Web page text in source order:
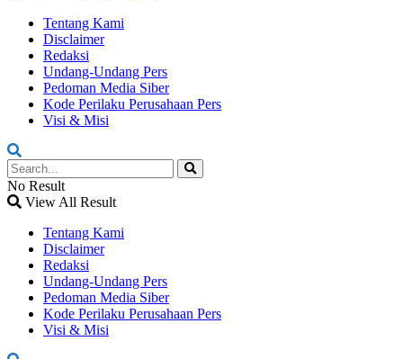
Tentang Kami
Disclaimer
Redaksi
Undang-Undang Pers
Pedoman Media Siber
Kode Perilaku Perusahaan Pers
Visi & Misi
No Result
View All Result
Tentang Kami
Disclaimer
Redaksi
Undang-Undang Pers
Pedoman Media Siber
Kode Perilaku Perusahaan Pers
Visi & Misi